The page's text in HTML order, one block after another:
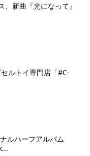
、新曲『光になって』
ルトイ専門店「#C-
ルハーフアルバム